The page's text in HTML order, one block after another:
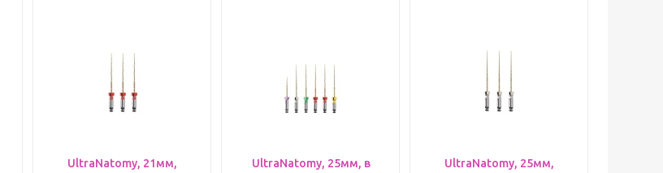
UltraNatomy, 21мм,
UltraNatomy, 25мм, в
UltraNatomy, 25мм,